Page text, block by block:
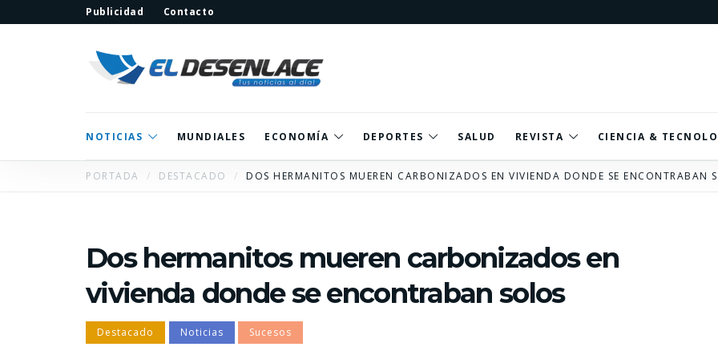
Publicidad Contacto
NOTICIAS MUNDIALES ECONOMÍA DEPORTES SALUD REVISTA CIENCIA &
PORTADA DESTACADO DOS HERMANITOS MUEREN CARBONIZADOS EN VIVIENDA DONDE SE ENCONTRABAN
Dos hermanitos mueren carbonizados en
vivienda donde se encontraban solos
Destacado Noticias Sucesos